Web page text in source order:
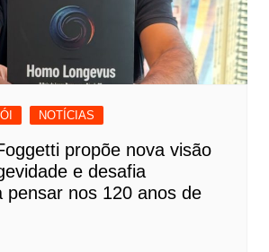
NOTÍCIAS
propõe nova visão
e desafia
pensar nos 120 anos de